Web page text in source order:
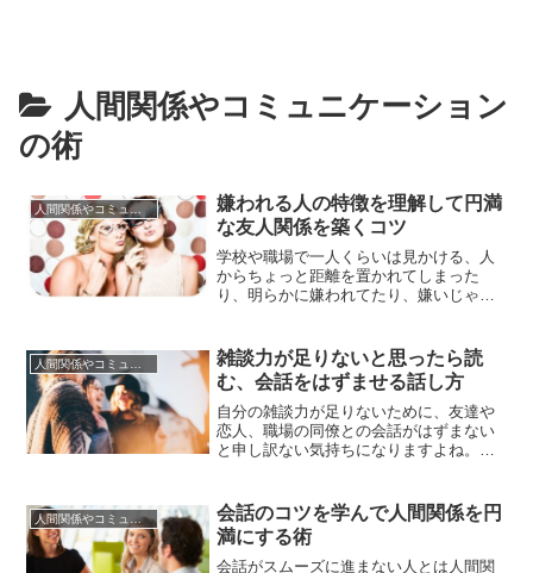
人間関係やコミュニケーション
の術
人間関係やコミュニケーションの術
嫌われる人の特徴を理解して円満
な友人関係を築くコツ
学校や職場で一人くらいは見かける、人
からちょっと距離を置かれてしまった
り、明らかに嫌われてたり、嫌いじゃな
したら自分も気づかないうちにやってる
かも、なんていう心配をしている方も多
いのではないでしょうか。あなたも、気
づいたら周りに自然と人が集まってく...
人間関係やコミュニケーションの術
雑談力が足りないと思ったら読
む、会話をはずませる話し方
自分の雑談力が足りないために、友達や
恋人、職場の同僚との会話がはずまない
と申し訳ない気持ちになりますよね。
と話題の豊かな人間になりたい」、会話
の沈黙の時間が長くなるごとに、あるい
は相手がためいきをつく度に、雑談力の
ない自分を情けなく思ったり雑談力の...
人間関係やコミュニケーションの術
会話のコツを学んで人間関係を円
満にする術
会話がスムーズに進まない人とは人間関